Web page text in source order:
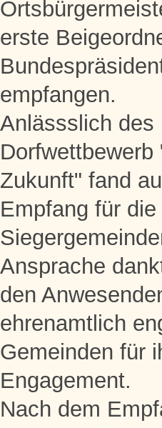
erste
empfangen.
Anlässslich des
Zukunft" fand
Empfang für
Ansprache
den
ehrenamtlich
Gemeinden für
Engagement.
Nach dem